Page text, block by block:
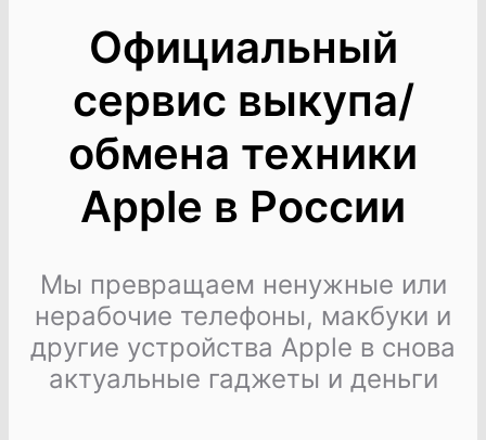
Официальный
сервис выкупа/
обмена техники
Apple в России
Мы превращаем ненужные или
нерабочие телефоны, макбуки и
другие устройства Apple в снова
актуальные гаджеты и деньги